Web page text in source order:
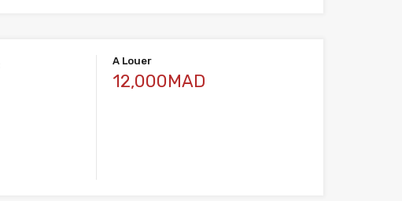
A Louer
12,000MAD